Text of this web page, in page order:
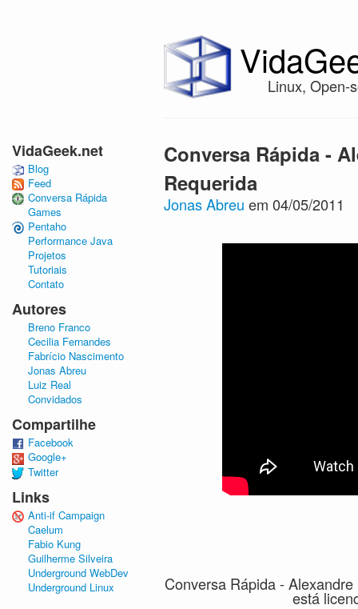
Linux, Open-
Conversa Rápida -
Requerida
Jonas Abreu em 04/05/2011
Conversa Rápida -
está
VidaGeek.net
Blog
Feed
Conversa Rápida
Games
Pentaho
Performance Java
Projetos
Tutoriais
Contato
Autores
Breno Franco
Cecilia Fernandes
Fabrício Nascimento
Jonas Abreu
Luiz Real
Convidados
Compartilhe
Facebook
Google+
Twitter
Links
Anti-if Campaign
Caelum
Fabio Kung
Guilherme Silveira
Underground WebDev
Underground Linux